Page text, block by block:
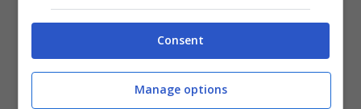
Consent
Manage options